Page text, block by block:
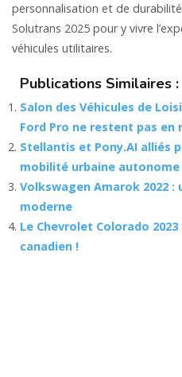
personnalisation et de
Solutrans 2025 pour y vivre
véhicules utilitaires.
Publications Similaires :
Salon des Véhicules de
Ford Pro ne restent pas en
Stellantis et Pony.AI alliés
mobilité urbaine autonome
Volkswagen Amarok 2022
moderne
Le Chevrolet Colorado
canadien !